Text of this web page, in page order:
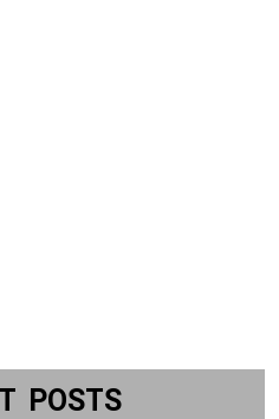
POSTS